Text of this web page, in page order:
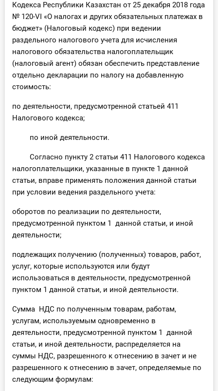
Кодекса Республики Казахстан от 25 декабря 2018 года
№ 120-VI «О налогах и других обязательных платежах в
бюджет» (Налоговый кодекс) при ведении
раздельного налогового учета для исчисления
налогового обязательства налогоплательщик
(налоговый агент) обязан обеспечить представление
отдельно декларации по налогу на добавленную
стоимость:
по деятельности, предусмотренной статьей 411
Налогового кодекса;
по иной деятельности.
Согласно пункту 2 статьи 411 Налогового кодекса
налогоплательщики, указанные в пункте 1 данной
статьи, вправе применять положения данной статьи
при условии ведения раздельного учета:
оборотов по реализации по деятельности,
предусмотренной пунктом 1 данной статьи, и иной
деятельности;
подлежащих получению (полученных) товаров, работ,
услуг, которые используются или будут
использоваться в деятельности, предусмотренной
пунктом 1 данной статьи, и иной деятельности.
Сумма НДС по полученным товарам, работам,
услугам, используемым одновременно в
деятельности, предусмотренной пунктом 1 данной
статьи, и иной деятельности, распределяется на
суммы НДС, разрешенного к отнесению в зачет и не
разрешенного к отнесению в зачет, определяемые по
следующим формулам: